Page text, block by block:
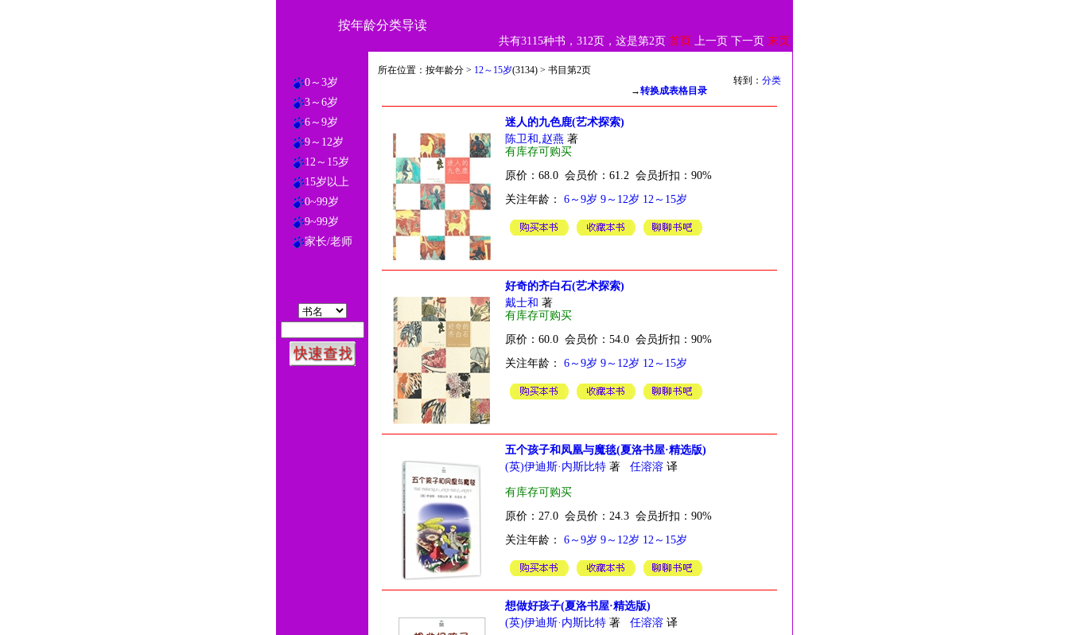
按年龄分类导读
共有3115种书，312页，这是第2页 首页 上一页 下一页 末页
0～3岁
3～6岁
6～9岁
9～12岁
12～15岁
15岁以上
0~99岁
9~99岁
家长/老师
所在位置：按年龄分 > 12～15岁(3134) > 书目第2页
→转换成表格目录
转到： 分类
迷人的九色鹿(艺术探索)
陈卫和,赵燕 著
有库存可购买
原价：68.0 会员价：61.2 会员折扣：90%
关注年龄： 6～9岁 9～12岁 12～15岁
好奇的齐白石(艺术探索)
戴士和 著
有库存可购买
原价：60.0 会员价：54.0 会员折扣：90%
关注年龄： 6～9岁 9～12岁 12～15岁
五个孩子和凤凰与魔毯(夏洛书屋·精选版)
(英)伊迪斯·内斯比特 著 任溶溶 译
有库存可购买
原价：27.0 会员价：24.3 会员折扣：90%
关注年龄： 6～9岁 9～12岁 12～15岁
想做好孩子(夏洛书屋·精选版)
(英)伊迪斯·内斯比特 著 任溶溶 译